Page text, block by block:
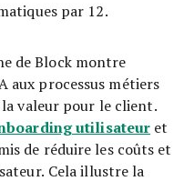
par 12.
de Block montre
processus métiers
valeur pour le client.
utilisateur et
de réduire les coûts et
Cela illustre la